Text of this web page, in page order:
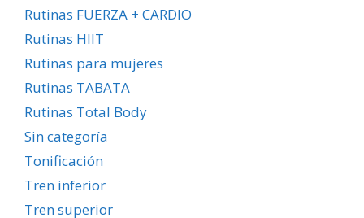
Rutinas FUERZA + CARDIO
Rutinas HIIT
Rutinas para mujeres
Rutinas TABATA
Rutinas Total Body
Sin categoría
Tonificación
Tren inferior
Tren superior